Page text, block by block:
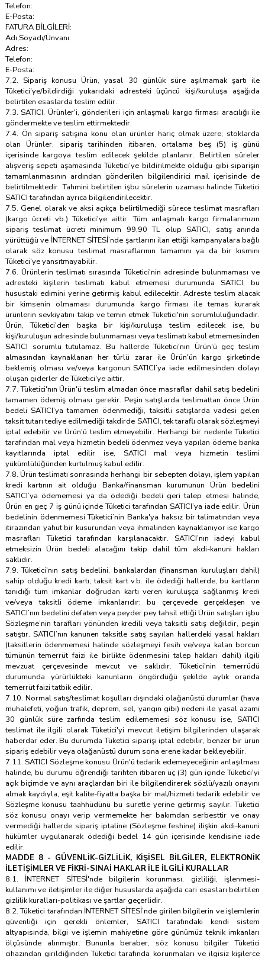
Telefon:
E-Posta:
FATURA BİLGİLERİ:
Adı,Soyadı/Ünvanı:
Adres:
Telefon:
E-Posta:
7.2. Sipariş konusu Ürün, yasal 30 günlük süre aşılmamak şartı ile
Tüketici'ye/bildirdiği yukarıdaki adresteki üçüncü kişi/kuruluşa aşağıda
belirtilen esaslarda teslim edilir.
7.3. SATICI, Ürünler'i, gönderileri için anlaşmalı kargo firması aracılığı ile
göndermekte ve teslim ettirmektedir.
7.4. Ön sipariş satışına konu olan ürünler hariç olmak üzere; stoklarda
olan Ürünler, sipariş tarihinden itibaren, ortalama beş (5) iş günü
içerisinde kargoya teslim edilecek şekilde planlanır. Belirtilen süreler
alışveriş sepeti aşamasında Tüketici’ye bildirilmekte olduğu gibi siparişin
tamamlanmasının ardından gönderilen bilgilendirici mail içerisinde de
belirtilmektedir. Tahmini belirtilen işbu sürelerin uzaması halinde Tüketici
SATICI tarafından ayrıca bilgilendirilecektir.
7.5. Genel olarak ve aksi açıkça belirtilmediği sürece teslimat masrafları
(kargo ücreti vb.) Tüketici'ye aittir. Tüm anlaşmalı kargo firmalarımızın
sipariş teslimat ücreti minimum 99,90 TL olup SATICI, satış anında
yürüttüğü ve İNTERNET SİTESİ’nde şartlarını ilan ettiği kampanyalara bağlı
olarak söz konusu teslimat masraflarının tamamını ya da bir kısmını
Tüketici'ye yansıtmayabilir.
7.6. Ürünlerin teslimatı sırasında Tüketici'nin adresinde bulunmaması ve
adresteki kişilerin teslimatı kabul etmemesi durumunda SATICI, bu
husustaki edimini yerine getirmiş kabul edilecektir. Adreste teslim alacak
bir kimsenin olmaması durumunda kargo firması ile temas kurarak
ürünlerin sevkiyatını takip ve temin etmek Tüketici'nin sorumluluğundadır.
Ürün, Tüketici'den başka bir kişi/kuruluşa teslim edilecek ise, bu
kişi/kuruluşun adresinde bulunmaması veya teslimatı kabul etmemesinden
SATICI sorumlu tutulamaz. Bu hallerde Tüketici'nın Ürün'ü geç teslim
almasından kaynaklanan her türlü zarar ile Ürün'ün kargo şirketinde
beklemiş olması ve/veya kargonun SATICI’ya iade edilmesinden dolayı
oluşan giderler de Tüketici'ye aittir.
7.7. Tüketici'nın Ürün'ü teslim almadan önce masraflar dahil satış bedelini
tamamen ödemiş olması gerekir. Peşin satışlarda teslimattan önce Ürün
bedeli SATICI’ya tamamen ödenmediği, taksitli satışlarda vadesi gelen
taksit tutarı tediye edilmediği takdirde SATICI, tek taraflı olarak sözleşmeyi
iptal edebilir ve Ürün'ü teslim etmeyebilir. Herhangi bir nedenle Tüketici
tarafından mal veya hizmetin bedeli ödenmez veya yapılan ödeme banka
kayıtlarında iptal edilir ise, SATICI mal veya hizmetin teslimi
yükümlülüğünden kurtulmuş kabul edilir.
7.8. Ürün teslimatı sonrasında herhangi bir sebepten dolayı, işlem yapılan
kredi kartının ait olduğu Banka/finansman kurumunun Ürün bedelini
SATICI’ya ödememesi ya da ödediği bedeli geri talep etmesi halinde,
Ürün en geç 7 iş günü içinde Tüketici tarafından SATICI’ya iade edilir. Ürün
bedelinin ödenmemesi Tüketici’nin Banka'ya haksız bir talimatından veya
itirazından yahut bir kusurundan veya ihmalinden kaynaklanıyor ise kargo
masrafları Tüketici tarafından karşılanacaktır. SATICI’nın iadeyi kabul
etmeksizin Ürün bedeli alacağını takip dahil tüm akdi-kanuni hakları
saklıdır.
7.9. Tüketici'nın satış bedelini, bankalardan (finansman kuruluşları dahil)
sahip olduğu kredi kartı, taksit kart v.b. ile ödediği hallerde, bu kartların
tanıdığı tüm imkanlar doğrudan kartı veren kuruluşça sağlanmış kredi
ve/veya taksitli ödeme imkanlarıdır; bu çerçevede gerçekleşen ve
SATICI’nın bedelini defaten veya peyder pey tahsil ettiği Ürün satışları işbu
Sözleşme’nin tarafları yönünden kredili veya taksitli satış değildir, peşin
satıştır. SATICI’nın kanunen taksitle satış sayılan hallerdeki yasal hakları
(taksitlerin ödenmemesi halinde sözleşmeyi fesih ve/veya kalan borcun
tümünün temerrüt faizi ile birlikte ödenmesini talep hakları dahil) ilgili
mevzuat çerçevesinde mevcut ve saklıdır. Tüketici'nin temerrüdü
durumunda yürürlükteki kanunların öngördüğü şekilde aylık oranda
temerrüt faizi tatbik edilir.
7.10. Normal satış/teslimat koşulları dışındaki olağanüstü durumlar (hava
muhalefeti, yoğun trafik, deprem, sel, yangın gibi) nedeni ile yasal azami
30 günlük süre zarfında teslim edilememesi söz konusu ise, SATICI
teslimat ile ilgili olarak Tüketici'yi mevcut iletişim bilgilerinden ulaşarak
haberdar eder. Bu durumda Tüketici siparişi iptal edebilir, benzer bir ürün
sipariş edebilir veya olağanüstü durum sona erene kadar bekleyebilir.
7.11. SATICI Sözleşme konusu Ürün'ü tedarik edemeyeceğinin anlaşılması
halinde, bu durumu öğrendiği tarihten itibaren üç (3) gün içinde Tüketici'yi
açık biçimde ve aynı araçlardan biri ile bilgilendirerek sözlü/yazılı onayını
almak kaydıyla, eşit kalite-fiyatta başka bir mal/hizmeti tedarik edebilir ve
Sözleşme konusu taahhüdünü bu suretle yerine getirmiş sayılır. Tüketici
söz konusu onayı verip vermemekte her bakımdan serbesttir ve onay
vermediği hallerde sipariş iptaline (Sözleşme feshine) ilişkin akdi-kanuni
hükümler uygulanarak ödediği bedel 14 gün içerisinde kendisine iade
edilir.
MADDE 8 - GÜVENLİK-GİZLİLİK, KİŞİSEL BİLGİLER, ELEKTRONİK
İLETİŞİMLER VE FİKRİ-SINAİ HAKLAR İLE İLGİLİ KURALLAR
8.1. İNTERNET SİTESİ'nde bilgilerin korunması, gizliliği, işlenmesi-
kullanımı ve iletişimler ile diğer hususlarda aşağıda cari esasları belirtilen
gizlilik kuralları-politikası ve şartlar geçerlidir.
8.2. Tüketici tarafından İNTERNET SİTESİ’nde girilen bilgilerin ve işlemlerin
güvenliği için gerekli önlemler, SATICI tarafındaki kendi sistem
altyapısında, bilgi ve işlemin mahiyetine göre günümüz teknik imkanları
ölçüsünde alınmıştır. Bununla beraber, söz konusu bilgiler Tüketici
cihazından girildiğinden Tüketici tarafında korunmaları ve ilgisiz kişilerce